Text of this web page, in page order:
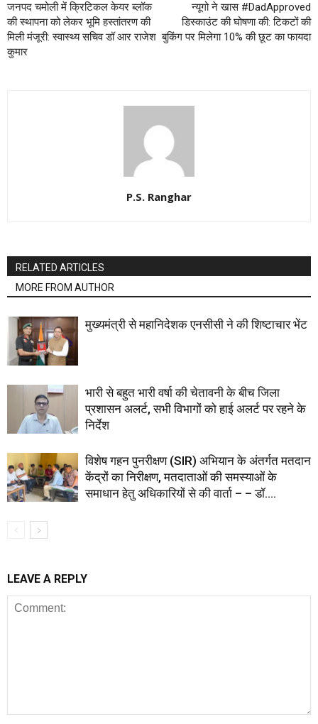
जनपद चमोली में क्रिटिकल केयर ब्लॉक
की स्थापना को लेकर भूमि हस्तांतरण की
मिली मंजूरी: स्वास्थ्य सचिव डॉ आर राजेश
कुमार
न्यूगो ने खास #DadApproved
डिस्काउंट की घोषणा की: टिकटों की
बुकिंग पर मिलेगा 10% की छूट का फायदा
P.S. Ranghar
RELATED ARTICLES
MORE FROM AUTHOR
मुख्यमंत्री से महानिदेशक एनसीसी ने की शिष्टाचार भेंट
भारी से बहुत भारी वर्षा की चेतावनी के बीच जिला
प्रशासन अलर्ट, सभी विभागों को हाई अलर्ट पर रहने के
निर्देश
विशेष गहन पुनरीक्षण (SIR) अभियान के अंतर्गत मतदान
केंद्रों का निरीक्षण, मतदाताओं की समस्याओं के
समाधान हेतु अधिकारियों से की वार्ता – – डॉ....
LEAVE A REPLY